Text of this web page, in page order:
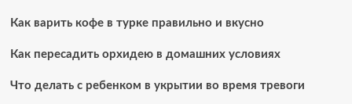
Как варить кофе в турке правильно и вкусно
Как пересадить орхидею в домашних условиях
Что делать с ребенком в укрытии во время тревоги